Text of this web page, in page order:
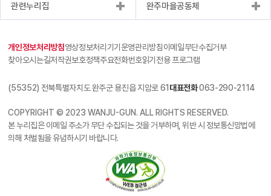
관련누리집 완주마을공동체
개인정보처리방침영상정보처리기기운영관리방침이메일무단수집거부
찾아오시는길저작권보호정책주요전화번호읽기전용 프로그램
(55352) 전북특별자치도 완주군 용진읍 지암로 61 대표전화063-290-2114
COPYRIGHT © 2023 WANJU-GUN. ALL RIGHTS RESERVED.
본 누리집은 이메일 주소가 무단 수집되는 것을 거부하며, 위반 시 정보통신망법에
의해 처벌됨을 유념하시기 바랍니다.